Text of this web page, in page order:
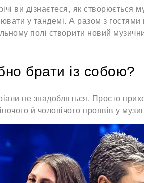
ви дізнаєтеся, як створюється
у тандемі. А разом з гостями
полі створити новий
брати із собою?
не знадобляться. Просто
й чоловічого проявів у